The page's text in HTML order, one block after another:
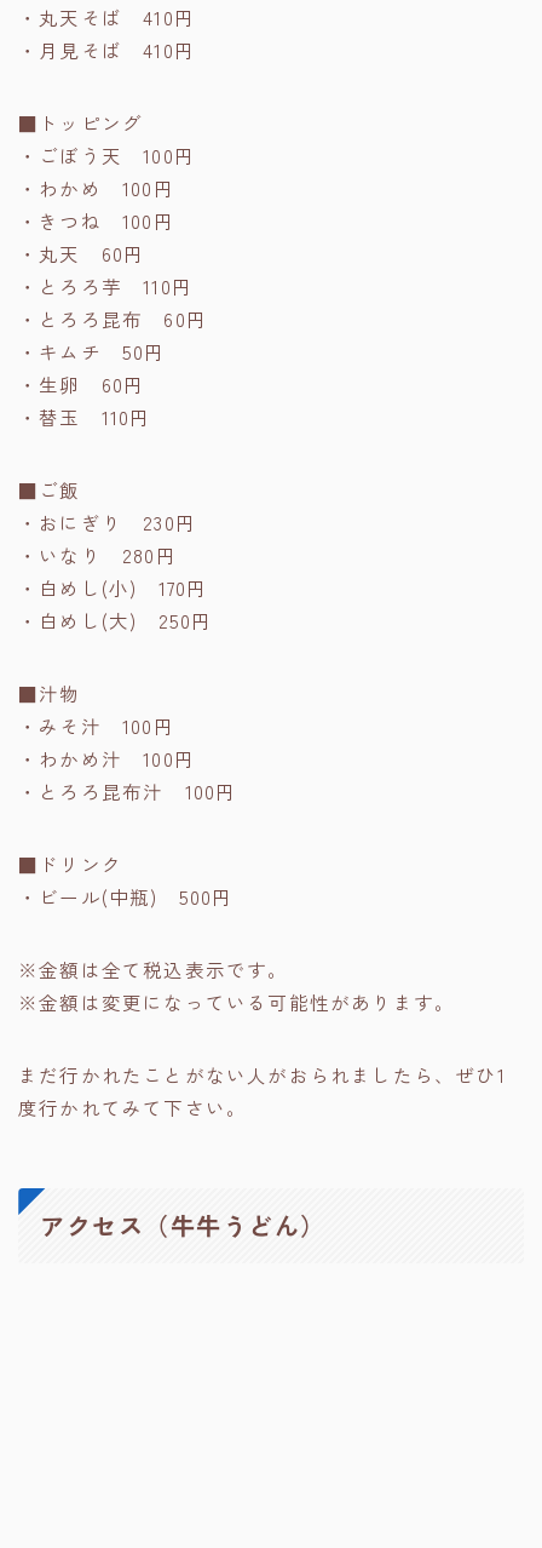
・丸天そば 410円
・月見そば 410円
■トッピング
・ごぼう天 100円
・わかめ 100円
・きつね 100円
・丸天 60円
・とろろ芋 110円
・とろろ昆布 60円
・キムチ 50円
・生卵 60円
・替玉 110円
■ご飯
・おにぎり 230円
・いなり 280円
・白めし(小) 170円
・白めし(大) 250円
■汁物
・みそ汁 100円
・わかめ汁 100円
・とろろ昆布汁 100円
■ドリンク
・ビール(中瓶) 500円
※金額は全て税込表示です。
※金額は変更になっている可能性があります。
まだ行かれたことがない人がおられましたら、ぜひ1
度行かれてみて下さい。
アクセス（牛牛うどん）